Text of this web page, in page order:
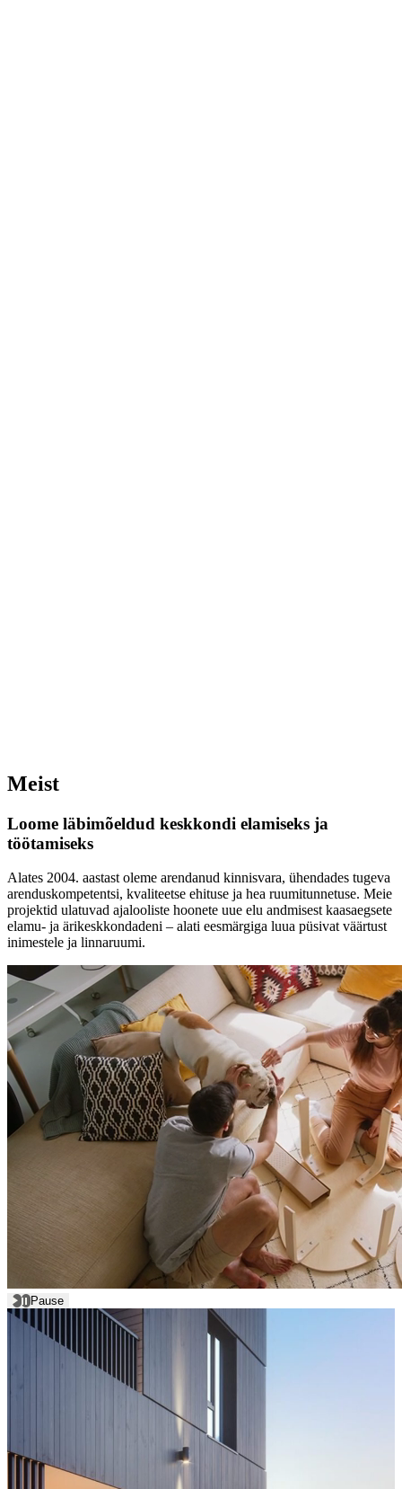
Meist
Loome läbimõeldud keskkondi elamiseks ja
töötamiseks
Alates 2004. aastast oleme arendanud kinnisvara, ühendades tugeva
arenduskompetentsi, kvaliteetse ehituse ja hea ruumitunnetuse. Meie
projektid ulatuvad ajalooliste hoonete uue elu andmisest kaasaegsete
elamu- ja ärikeskkondadeni – alati eesmärgiga luua püsivat väärtust
inimestele ja linnaruumi.
Pause